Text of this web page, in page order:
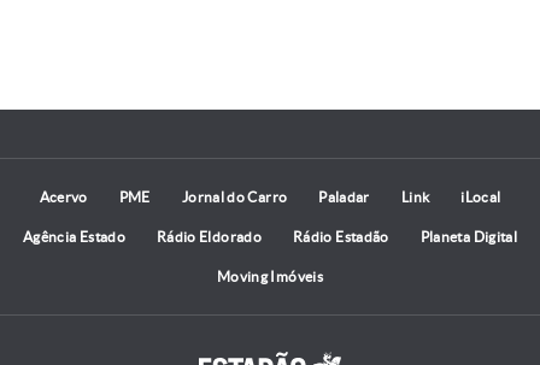
Acervo PME Jornal do Carro Paladar Link iLocal
Agência Estado Rádio Eldorado Rádio Estadão Planeta Digital
Moving Imóveis